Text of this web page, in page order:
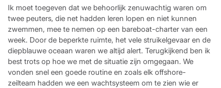
Ik moet toegeven dat we behoorlijk zenuwachtig waren om
twee peuters, die net hadden leren lopen en niet kunnen
zwemmen, mee te nemen op een bareboat-charter van een
week. Door de beperkte ruimte, het vele struikelgevaar en de
diepblauwe oceaan waren we altijd alert. Terugkijkend ben ik
best trots op hoe we met de situatie zijn omgegaan. We
vonden snel een goede routine en zoals elk offshore-
zeilteam hadden we een wachtsysteem om te zien wie er